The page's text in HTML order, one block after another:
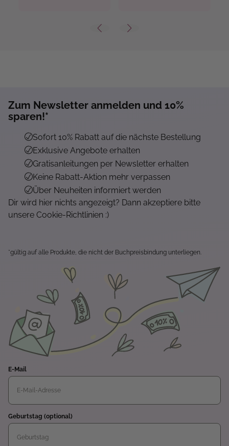
Zum Newsletter anmelden und 10%
sparen!*
Sofort 10% Rabatt auf die nächste Bestellung
Exklusive Angebote erhalten
Gratisanleitungen per Newsletter erhalten
Keine Rabatt-Aktion mehr verpassen
Über Neuheiten informiert werden
Dir wird hier nichts angezeigt? Dann akzeptiere bitte
unsere Cookie-Richtlinien :)
*gültig auf alle Produkte, die nicht der Buchpreisbindung unterliegen.
E-Mail
Geburtstag (optional)